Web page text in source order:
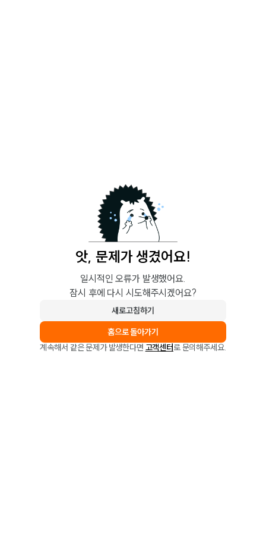
앗, 문제가 생겼어요!
일시적인 오류가 발생했어요.
잠시 후에 다시 시도해주시겠어요?
새로고침하기
홈으로 돌아가기
계속해서 같은 문제가 발생한다면 고객센터로 문의해주세요.